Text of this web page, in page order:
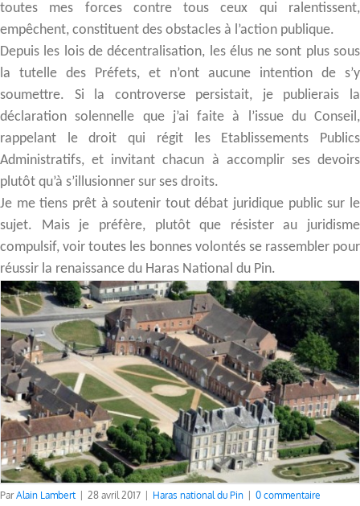
toutes mes forces contre tous ceux qui ralentissent,
empêchent, constituent des obstacles à l’action publique.
Depuis les lois de décentralisation, les élus ne sont plus sous
la tutelle des Préfets, et n’ont aucune intention de s’y
soumettre. Si la controverse persistait, je publierais la
déclaration solennelle que j’ai faite à l’issue du Conseil,
rappelant le droit qui régit les Etablissements Publics
Administratifs, et invitant chacun à accomplir ses devoirs
plutôt qu’à s’illusionner sur ses droits.
Je me tiens prêt à soutenir tout débat juridique public sur le
sujet. Mais je préfère, plutôt que résister au juridisme
compulsif, voir toutes les bonnes volontés se rassembler pour
réussir la renaissance du Haras National du Pin.
ParAlain Lambert 28 avril 2017 Haras national du Pin 0 commentaire